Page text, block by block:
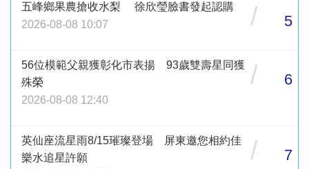
五峰鄉果農搶收水梨 徐欣瑩臉書發起認購
2026-08-08 10:07
/ 5
56位模範父親獲彰化市表揚 93歲雙壽星同獲
殊榮
2026-08-08 12:40
/ 6
英仙座流星雨8/15璀璨登場 屏東邀您相約佳
樂水追星許願
/ 7